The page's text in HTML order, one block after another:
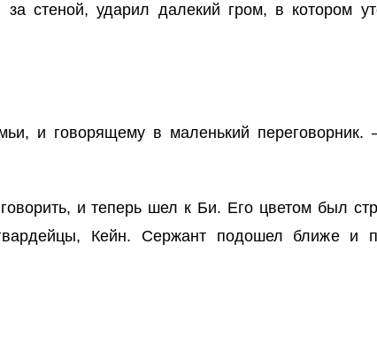
стеной, ударил далекий гром, в котором
и говорящему в маленький переговорник.
и теперь шел к Би. Его цветом был
Кейн. Сержант подошел ближе и